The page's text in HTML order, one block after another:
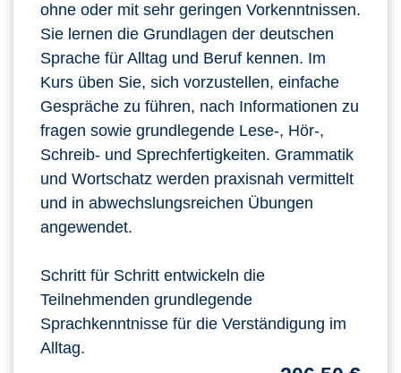
ohne oder mit sehr geringen Vorkenntnissen.
Sie lernen die Grundlagen der deutschen
Sprache für Alltag und Beruf kennen. Im
Kurs üben Sie, sich vorzustellen, einfache
Gespräche zu führen, nach Informationen zu
fragen sowie grundlegende Lese-, Hör-,
Schreib- und Sprechfertigkeiten. Grammatik
und Wortschatz werden praxisnah vermittelt
und in abwechslungsreichen Übungen
angewendet.
Schritt für Schritt entwickeln die
Teilnehmenden grundlegende
Sprachkenntnisse für die Verständigung im
Alltag.